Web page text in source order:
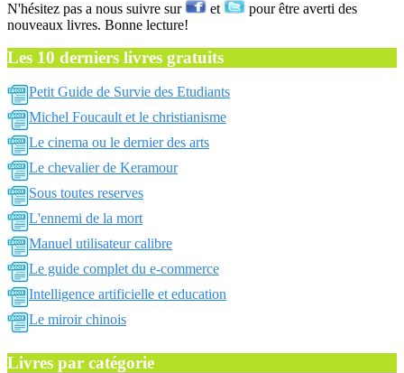
N'hésitez pas a nous suivre sur et
pour être averti des
nouveaux livres. Bonne lecture!
Les 10 derniers livres gratuits
Petit Guide de Survie des Etudiants
Michel Foucault et le christianisme
Le cinema ou le dernier des arts
Le chevalier de Keramour
Sous toutes reserves
L'ennemi de la mort
Manuel utilisateur calibre
Le guide complet du e-commerce
Intelligence artificielle et education
Le miroir chinois
Livres par catégorie